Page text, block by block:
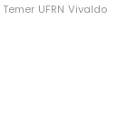
Temer UFRN Vivaldo